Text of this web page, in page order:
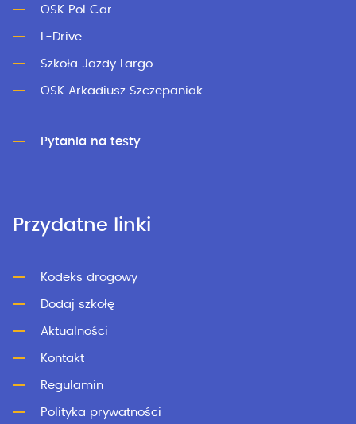
OSK Pol Car
L-Drive
Szkoła Jazdy Largo
OSK Arkadiusz Szczepaniak
Pytania na testy
Przydatne linki
Kodeks drogowy
Dodaj szkołę
Aktualności
Kontakt
Regulamin
Polityka prywatności